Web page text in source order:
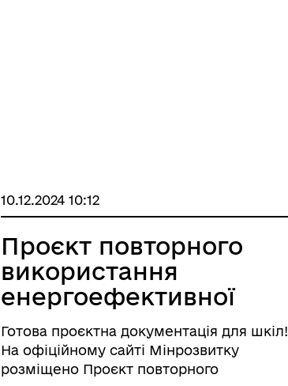
10.12.2024 10:12
Проєкт повторного
використання
енергоефективної
школи з
поліпшеними
екологічними
Готова проєктна документація для шкіл!
На офіційному сайті Мінрозвитку
розміщено Проєкт повторного